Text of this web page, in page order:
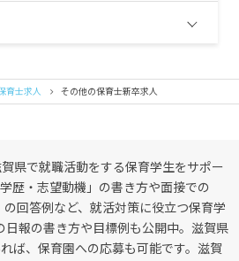
育士求人 その他の保育士新卒求人
県で就職活動をする保育学生をサポー
歴・志望動機」の書き方や面接での
の回答例など、就活対策に役立つ保育学
日報の書き方や目標例も公開中。滋賀県
ば、保育園への応募も可能です。滋賀